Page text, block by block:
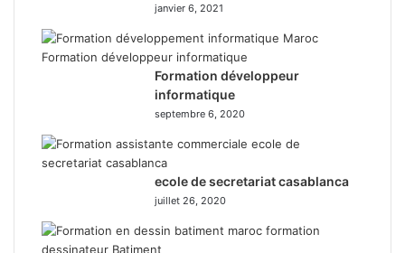
janvier 6, 2021
Formation développeur
informatique
septembre 6, 2020
ecole de secretariat casablanca
juillet 26, 2020